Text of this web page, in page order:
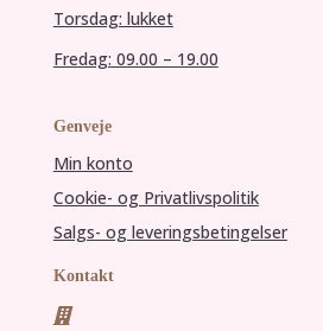
Torsdag: lukket
Fredag: 09.00 – 19.00
Genveje
Min konto
Cookie- og Privatlivspolitik
Salgs- og leveringsbetingelser
Kontakt
